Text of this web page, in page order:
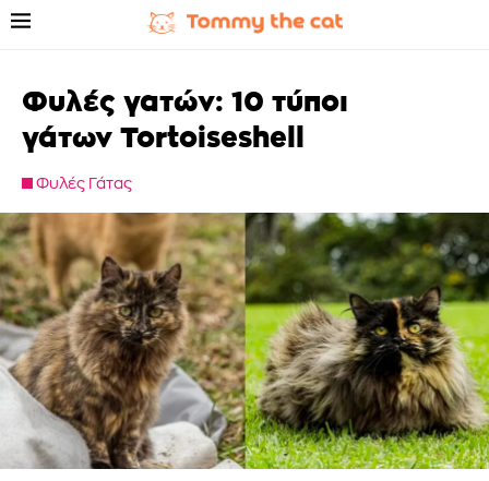
Φυλές γατών: 10 τύποι
γάτων Tortoiseshell
Φυλές Γάτας